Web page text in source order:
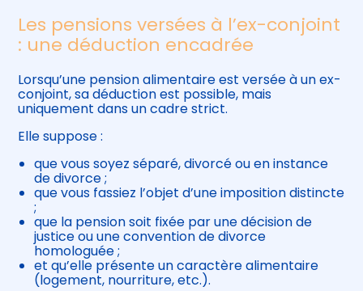
Les pensions versées à l’ex-conjoint
: une déduction encadrée
Lorsqu’une pension alimentaire est versée à un ex-
conjoint, sa déduction est possible, mais
uniquement dans un cadre strict.
Elle suppose :
que vous soyez séparé, divorcé ou en instance
de divorce ;
que vous fassiez l’objet d’une imposition distincte
;
que la pension soit fixée par une décision de
justice ou une convention de divorce
homologuée ;
et qu’elle présente un caractère alimentaire
(logement, nourriture, etc.).